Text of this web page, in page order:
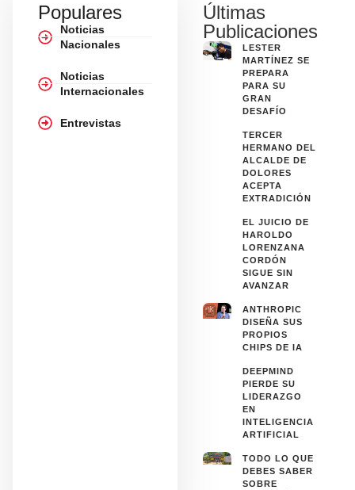
Populares
Noticias
Nacionales
Noticias
Internacionales
Entrevistas
Últimas
Publicaciones
LESTER
MARTÍNEZ SE
PREPARA
PARA SU
GRAN
DESAFÍO
TERCER
HERMANO DEL
ALCALDE DE
DOLORES
ACEPTA
EXTRADICIÓN
EL JUICIO DE
HAROLDO
LORENZANA
CORDÓN
SIGUE SIN
AVANZAR
ANTHROPIC
DISEÑA SUS
PROPIOS
CHIPS DE IA
DEEPMIND
PIERDE SU
LIDERAZGO
EN
INTELIGENCIA
ARTIFICIAL
TODO LO QUE
DEBES SABER
SOBRE